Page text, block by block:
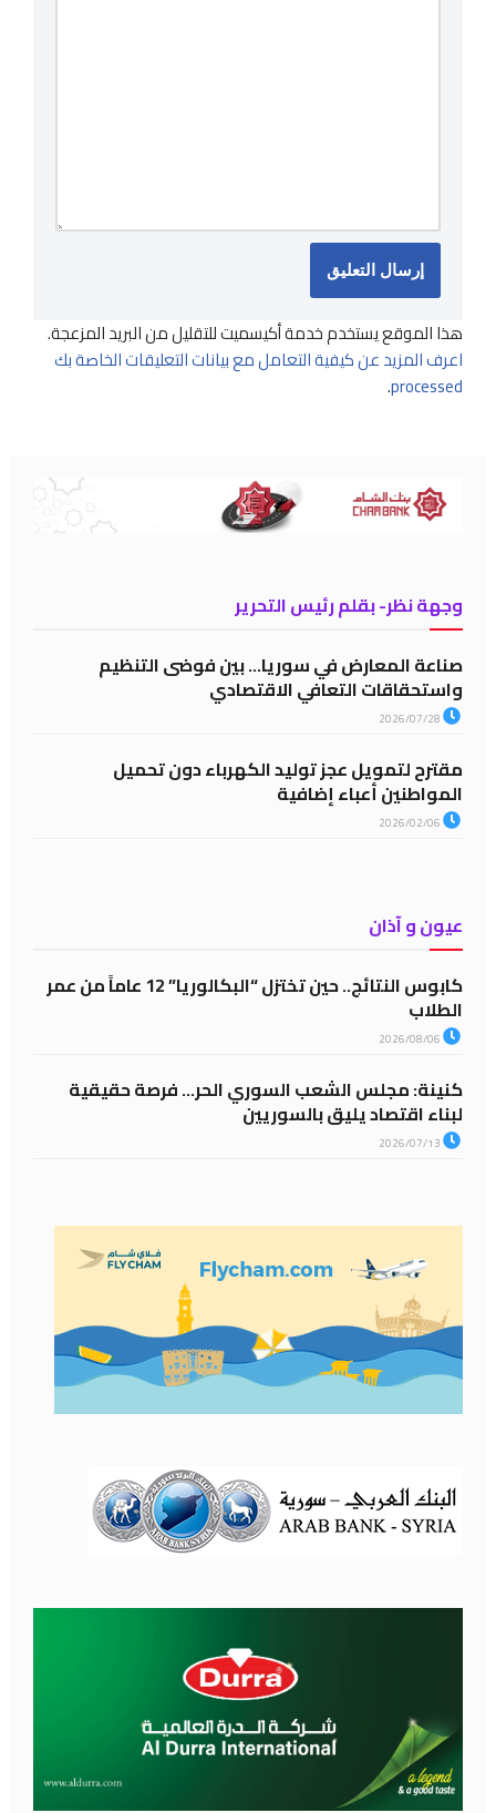
هذا الموقع يستخدم خدمة أكيسميت للتقليل من البريد المزعجة.
اعرف المزيد عن كيفية التعامل مع بيانات التعليقات الخاصة بك
processed
.
وجهة نظر- بقلم رئيس التحرير
صناعة المعارض في سوريا… بين فوضى التنظيم
واستحقاقات التعافي الاقتصادي
مقترح لتمويل عجز توليد الكهرباء دون تحميل
المواطنين أعباء إضافية
عيون و آذان
كابوس النتائج.. حين تختزل “البكالوريا” 12 عاماً من عمر
الطلاب
كنينة: مجلس الشعب السوري الحر… فرصة حقيقية
لبناء اقتصاد يليق بالسوريين